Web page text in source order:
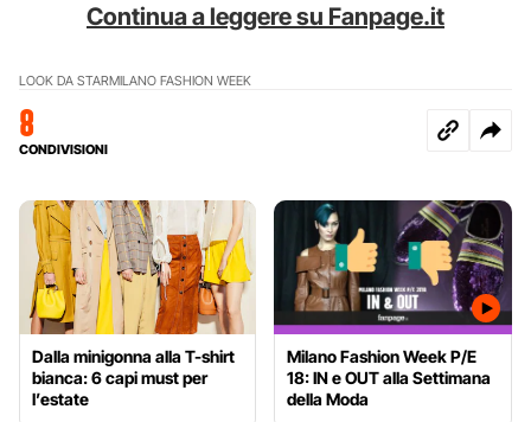
Continua a leggere su Fanpage.it
LOOK DA STARMILANO FASHION WEEK
8
CONDIVISIONI
Dalla minigonna alla T-shirt
bianca: 6 capi must per
l’estate
Milano Fashion Week P/E
18: IN e OUT alla Settimana
della Moda